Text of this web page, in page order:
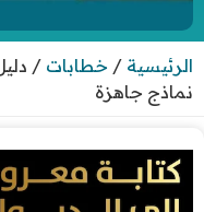
الرئيسية / خطابات /
نماذج جاهزة